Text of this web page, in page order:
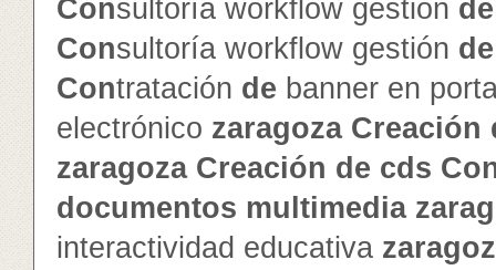
Consultoría workflow gestión de
Consultoría workflow gestión de
Contratación de banner en
electrónico zaragoza Creación
zaragoza Creación de cd s
documentos multimedia
interactividad educativa